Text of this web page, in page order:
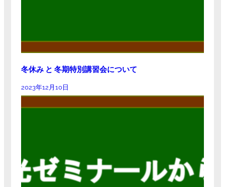
冬休み と 冬期特別講習会について
2023年12月10日